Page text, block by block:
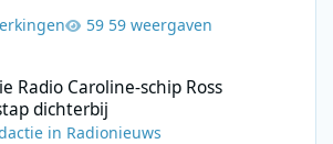
59 weergaven
Radio Caroline-schip Ross
dichterbij
in Radionieuws